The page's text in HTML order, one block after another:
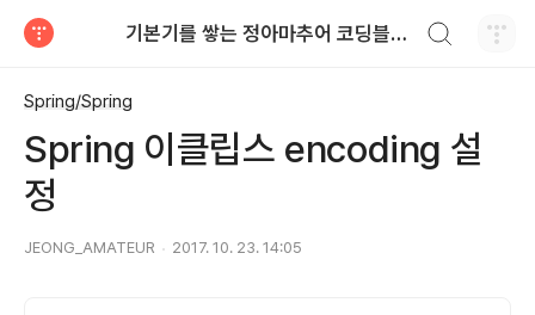
기본기를 쌓는 정아마추어 코딩블로그
Spring/Spring
Spring 이클립스 encoding 설
정
JEONG_AMATEUR 2017. 10. 23. 14:05